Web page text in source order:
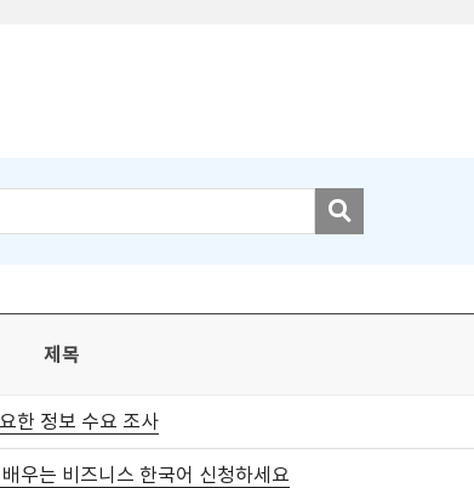
제목
한 정보 수요 조사
우는 비즈니스 한국어 신청하세요